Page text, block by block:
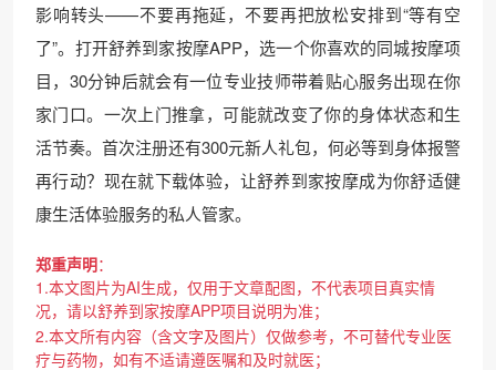
影响转头——不要再拖延，不要再把放松安排到“等有空
了”。打开舒养到家按摩APP，选一个你喜欢的同城按摩项
目，30分钟后就会有一位专业技师带着贴心服务出现在你
家门口。一次上门推拿，可能就改变了你的身体状态和生
活节奏。首次注册还有300元新人礼包，何必等到身体报警
再行动？现在就下载体验，让舒养到家按摩成为你舒适健
康生活体验服务的私人管家。
郑重声明：
1.本文图片为AI生成，仅用于文章配图，不代表项目真实情
况，请以舒养到家按摩APP项目说明为准；
2.本文所有内容（含文字及图片）仅做参考，不可替代专业医
疗与药物，如有不适请遵医嘱和及时就医；